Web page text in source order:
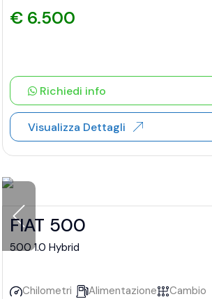
€ 6.500
Richiedi info
Visualizza Dettagli
FIAT 500
500 1.0 Hybrid
Chilometri
Alimentazione
Cambio